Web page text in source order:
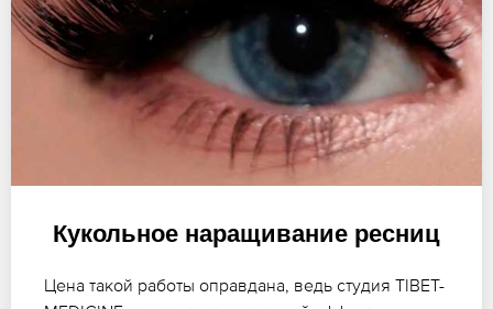
Кукольное наращивание ресниц
Цена такой работы оправдана, ведь студия TIBET-